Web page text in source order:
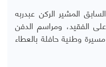
المشير الركن عبدربه
الفقيد، ومراسم الدفن
وطنية حافلة بالعطاء